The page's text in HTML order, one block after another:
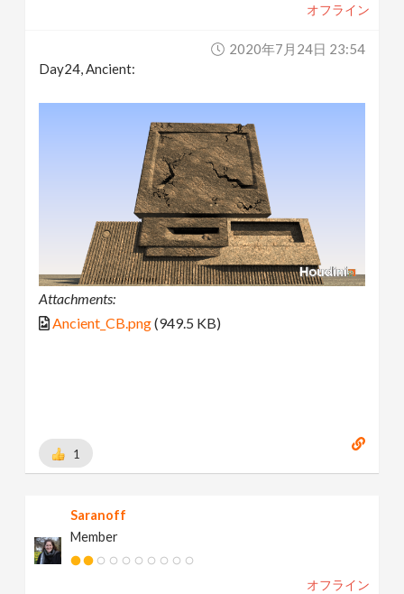
オフライン
2020年7月24日 23:54
Day24, Ancient:
Attachments:
Ancient_CB.png(949.5 KB)
1
Saranoff
Member
オフライン